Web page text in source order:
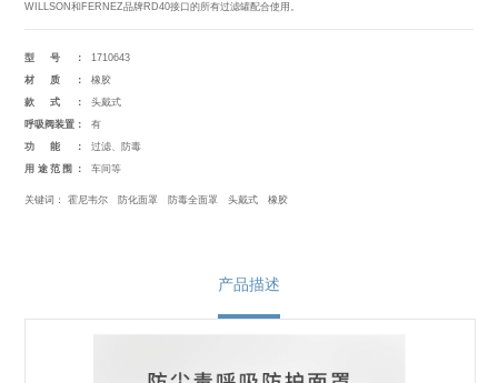
WILLSON和FERNEZ品牌RD40接口的所有过滤罐配合使用。
型号：
1710643
材质：
橡胶
款式：
头戴式
呼吸阀装置：
有
功能：
过滤、防毒
用途范围：
车间等
关键词：霍尼韦尔 防化面罩 防毒全面罩 头戴式 橡胶
产品描述